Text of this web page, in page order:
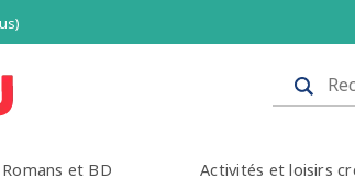
Romans et BD Activités et loisirs